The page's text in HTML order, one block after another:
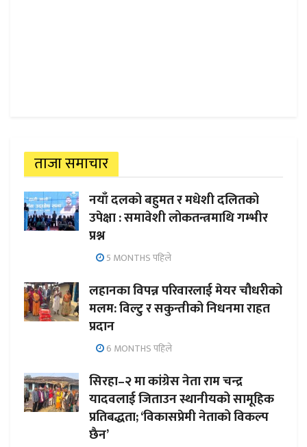
ताजा समाचार
नयाँ दलको बहुमत र मधेशी दलितको
उपेक्षा : समावेशी लोकतन्त्रमाथि गम्भीर
प्रश्न
5 MONTHS पहिले
लहानका विपन्न परिवारलाई मेयर चौधरीको
मलम: विल्टु र सकुन्तीको निधनमा राहत
प्रदान
6 MONTHS पहिले
सिरहा–२ मा कांग्रेस नेता राम चन्द्र
यादवलाई जिताउन स्थानीयको सामूहिक
प्रतिबद्धता; ‘विकासप्रेमी नेताको विकल्प
छैन’